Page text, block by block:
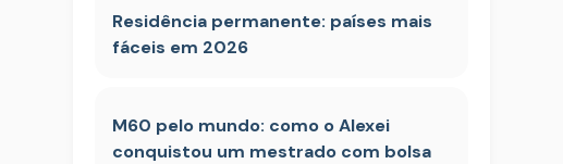
Residência permanente: países mais
fáceis em 2026
M60 pelo mundo: como o Alexei
conquistou um mestrado com bolsa